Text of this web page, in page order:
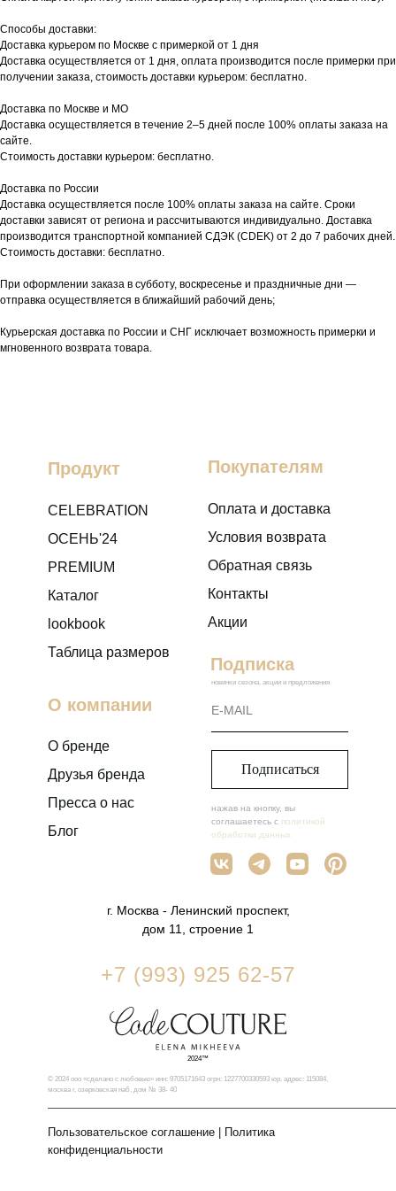
Способы доставки:
Доставка курьером по Москве с примеркой от 1 дня
Доставка осуществляется от 1 дня, оплата производится после примерки при
получении заказа, стоимость доставки курьером: бесплатно.
Доставка по Москве и МО
Доставка осуществляется в течение 2–5 дней после 100% оплаты заказа на
сайте.
Стоимость доставки курьером: бесплатно.
Доставка по России
Доставка осуществляется после 100% оплаты заказа на сайте. Сроки
доставки зависят от региона и рассчитываются индивидуально. Доставка
производится транспортной компанией СДЭК (CDEK) от 2 до 7 рабочих дней.
Стоимость доставки: бесплатно.
При оформлении заказа в субботу, воскресенье и праздничные дни —
отправка осуществляется в ближайший рабочий день;
Курьерская доставка по России и СНГ исключает возможность примерки и
мгновенного возврата товара.
© 2024 ооо «сделано с любовью» инн: 9705171643 огрн: 1227700330593 юр. адрес: 115084,
москва г, озерковская наб, дом № 38- 40
Продукт
CELEBRATION
ОСЕНЬ'24
PREMIUM
Каталог
lookbook
Таблица размеров
Покупателям
Оплата и доставка
Условия возврата
Обратная связь
Контакты
Акции
О бренде
Друзья бренда
Пресса о нас
Блог
Пользовательское соглашение
Политика
конфиденциальности
О компании
Подписаться
2024™
Подписка
нажав на кнопку, вы
соглашаетесь с политикой
обработки данных
новинки сезона, акции и предложения
г. Москва - Ленинский проспект,
дом 11, строение 1
+7 (993) 925 62-57